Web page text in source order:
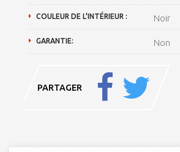
COULEUR DE L'INTÉRIEUR : Noir
GARANTIE: Non
PARTAGER